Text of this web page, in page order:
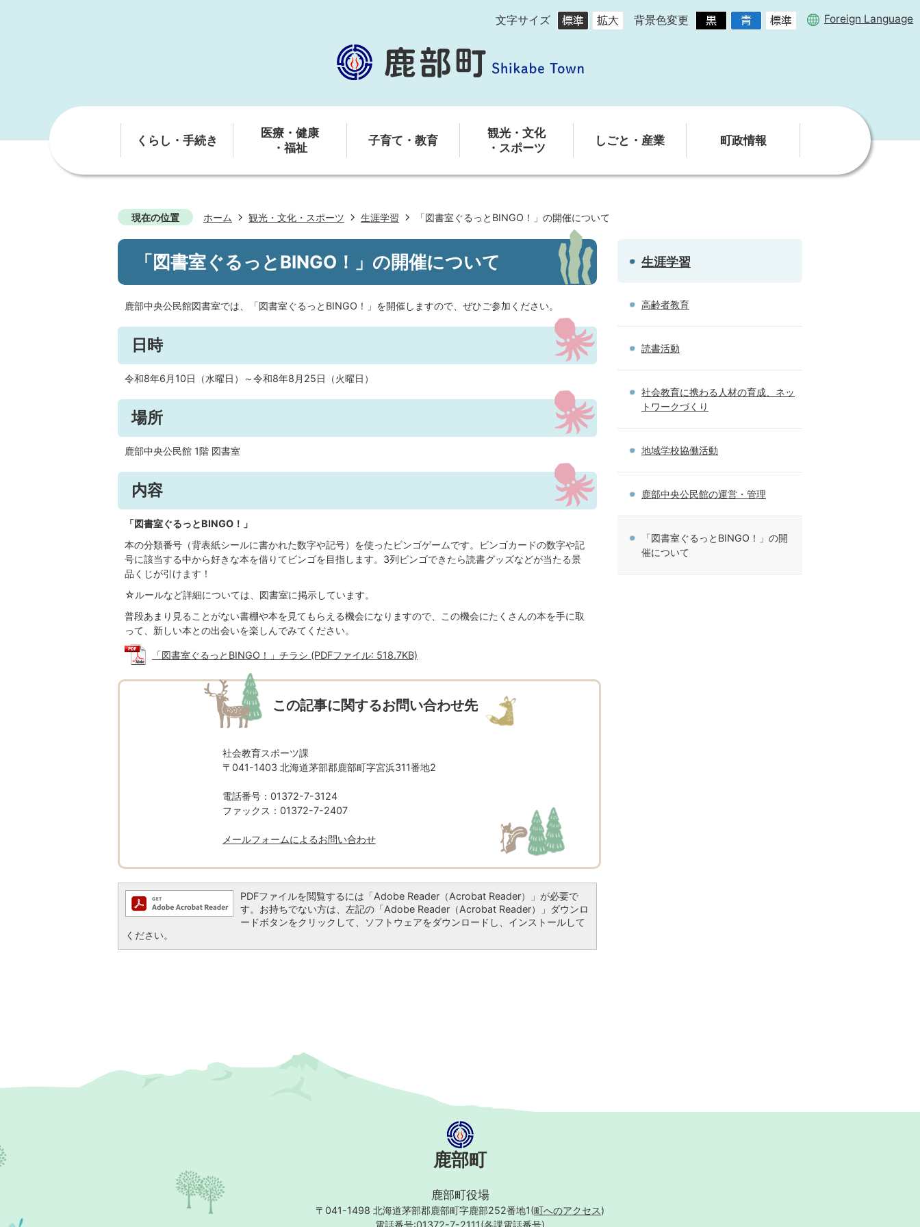
文字サイズ 背景色変更 Foreign Language
くらし・手続き
医療・健康
・福祉
子育て・教育
観光・文化
・スポーツ
しごと・産業 町政情報
現在の位置 ホーム 観光・文化・スポーツ 生涯学習 「図書室ぐるっとBINGO！」の開催について
「図書室ぐるっとBINGO！」の開催について
鹿部中央公民館図書室では、「図書室ぐるっとBINGO！」を開催しますので、ぜひご参加ください。
日時
令和8年6月10日（水曜日）～令和8年8月25日（火曜日）
場所
鹿部中央公民館 1階 図書室
内容
「図書室ぐるっとBINGO！」
本の分類番号（背表紙シールに書かれた数字や記号）を使ったビンゴゲームです。ビンゴカードの数字や記
号に該当する中から好きな本を借りてビンゴを目指します。3列ビンゴできたら読書グッズなどが当たる景
品くじが引けます！
☆ルールなど詳細については、図書室に掲示しています。
普段あまり見ることがない書棚や本を見てもらえる機会になりますので、この機会にたくさんの本を手に取
って、新しい本との出会いを楽しんでみてください。
「図書室ぐるっとBINGO！」チラシ (PDFファイル: 518.7KB)
この記事に関するお問い合わせ先
社会教育スポーツ課
〒041-1403 北海道茅部郡鹿部町字宮浜311番地2
電話番号：01372-7-3124
ファックス：01372-7-2407
メールフォームによるお問い合わせ
PDFファイルを閲覧するには「Adobe Reader（Acrobat Reader）」が必要で
す。お持ちでない方は、左記の「Adobe Reader（Acrobat Reader）」ダウンロ
ードボタンをクリックして、ソフトウェアをダウンロードし、インストールして
ください。
生涯学習
高齢者教育
読書活動
社会教育に携わる人材の育成、ネッ
トワークづくり
地域学校協働活動
鹿部中央公民館の運営・管理
「図書室ぐるっとBINGO！」の開
催について
鹿部町
鹿部町役場
〒041-1498 北海道茅部郡鹿部町字鹿部252番地1(町へのアクセス)
電話番号:01372-7-2111(各課電話番号)